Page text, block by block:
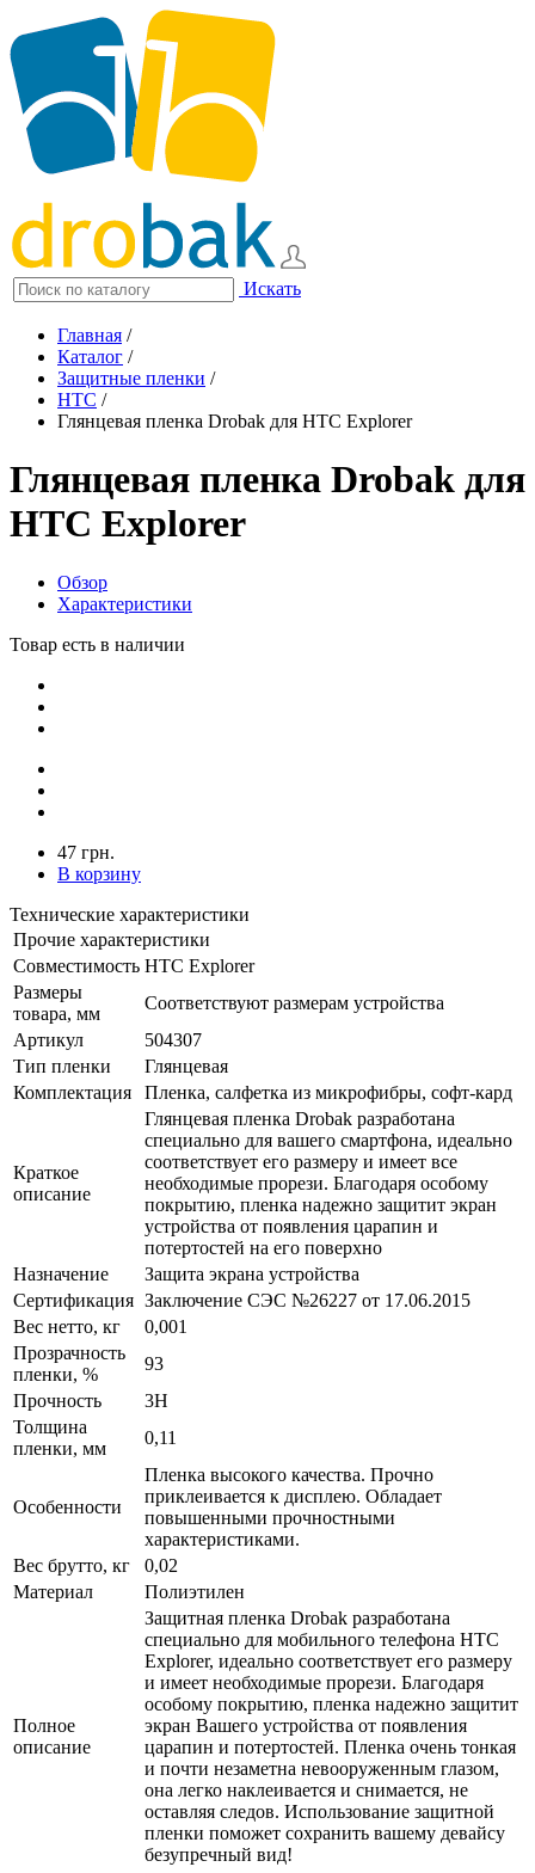
Искать
Главная /
Каталог /
Защитные пленки /
HTC /
Глянцевая пленка Drobak для HTC Explorer
Глянцевая пленка Drobak для
HTC Explorer
Обзор
Характеристики
Товар есть в наличии
47 грн.
В корзину
Технические характеристики
Прочие характеристики
Совместимость HTC Explorer
Размеры
товара, мм
Соответствуют размерам устройства
Артикул
504307
Тип пленки
Глянцевая
Комплектация
Пленка, салфетка из микрофибры, софт-кард
Краткое
описание
Глянцевая пленка Drobak разработана
специально для вашего смартфона, идеально
соответствует его размеру и имеет все
необходимые прорези. Благодаря особому
покрытию, пленка надежно защитит экран
устройства от появления царапин и
потертостей на его поверхно
Назначение
Защита экрана устройства
Сертификация Заключение СЭС №26227 от 17.06.2015
Вес нетто, кг
0,001
Прозрачность
пленки, %
93
Прочность
3H
Толщина
пленки, мм
0,11
Особенности
Пленка высокого качества. Прочно
приклеивается к дисплею. Обладает
повышенными прочностными
характеристиками.
Вес брутто, кг
0,02
Материал
Полиэтилен
Полное
описание
Защитная пленка Drobak разработана
специально для мобильного телефона HTC
Explorer, идеально соответствует его размеру
и имеет необходимые прорези. Благодаря
особому покрытию, пленка надежно защитит
экран Вашего устройства от появления
царапин и потертостей. Пленка очень тонкая
и почти незаметна невооруженным глазом,
она легко наклеивается и снимается, не
оставляя следов. Использование защитной
пленки поможет сохранить вашему девайсу
безупречный вид!